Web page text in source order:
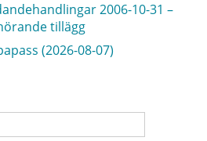
2006-10-31 –
tillägg
(2026-08-07)